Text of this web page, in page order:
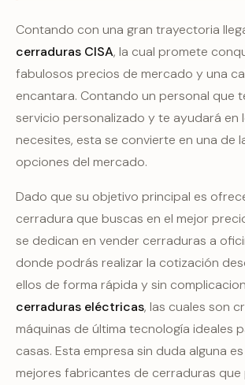
Contando con una gran trayectoria
cerraduras CISA, la cual promete
fabulosos precios de mercado y una
encantara. Contando un personal que
servicio personalizado y te ayudará en
necesites, esta se convierte en una de
opciones del mercado.
Dado que su objetivo principal es
cerradura que buscas en el mejor
se dedican en vender cerraduras a
donde podrás realizar la cotización
ellos de forma rápida y sin
cerraduras eléctricas, las cuales son
máquinas de última tecnología ideales
casas. Esta empresa sin duda alguna
mejores fabricantes de cerraduras que